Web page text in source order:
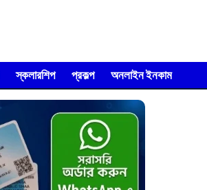
স্কলারশিপ প্রকল্প অনলাইন ইনকাম